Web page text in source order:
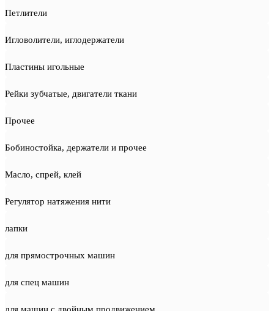
Петлители
Игловолители, иглодержатели
Пластины игольные
Рейки зубчатые, двигатели ткани
Прочее
Бобиностойка, держатели и прочее
Масло, спрей, клей
Регулятор натяжения нити
лапки
для прямострочных машин
для спец машин